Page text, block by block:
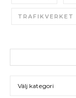
TRAFIKVERKET